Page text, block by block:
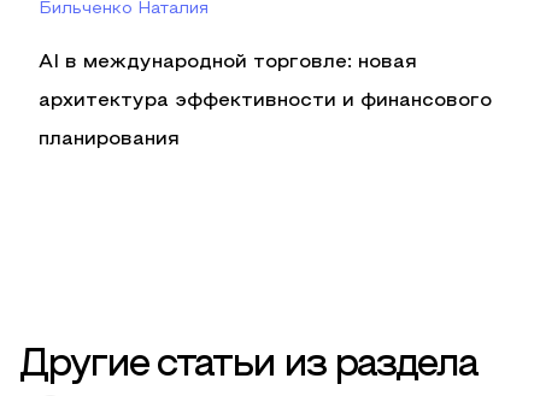
Бильченко Наталия
AI в международной торговле: новая
архитектура эффективности и финансового
планирования
Другие статьи из раздела